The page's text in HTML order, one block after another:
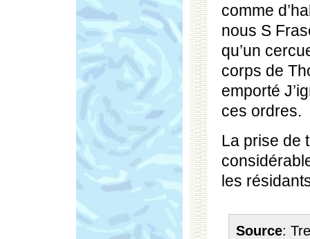
comme
nous S
qu’un
corps de
emporté
ces ordres.
La prise de
les
Source: